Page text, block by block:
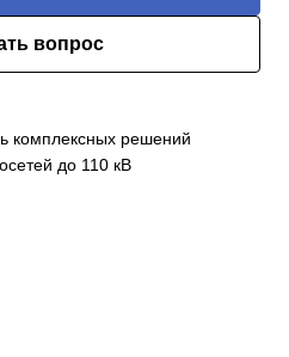
вопрос
комплексных решений
до 110 кВ